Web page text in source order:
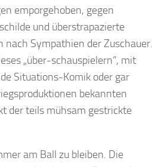
emporgehoben, gegen
und überstrapazierte
nach Sympathien der Zuschauer.
„über-schauspielern“, mit
Situations-Komik oder gar
bekannten
der teils mühsam gestrickte
am Ball zu bleiben. Die